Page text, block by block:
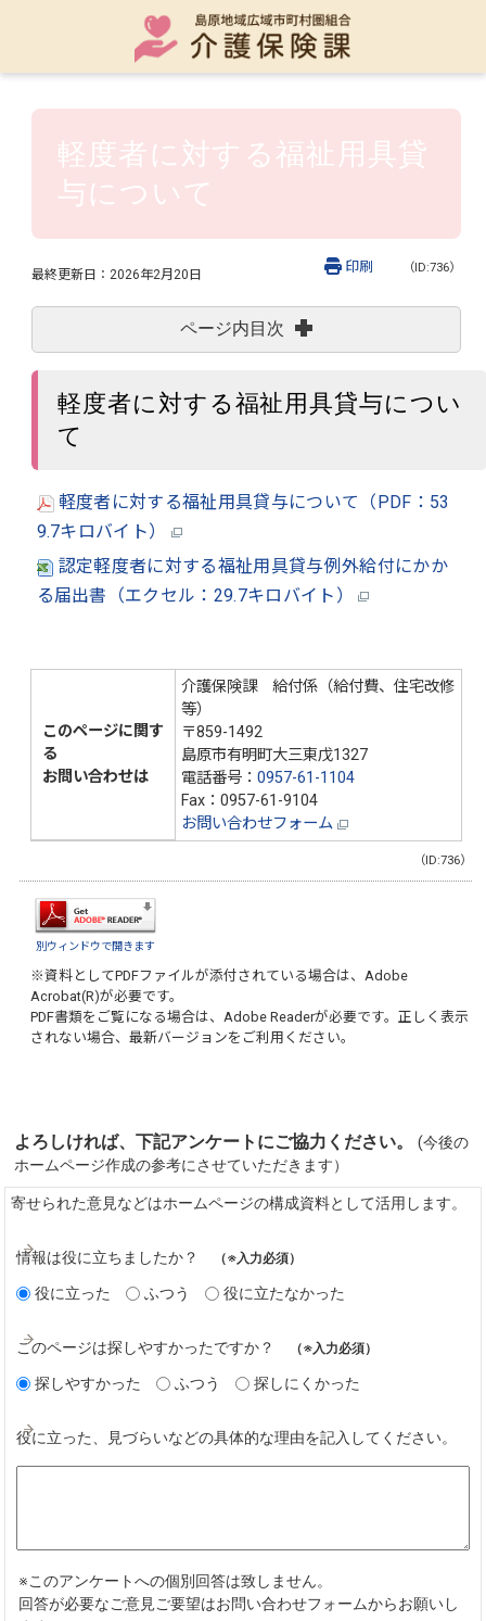
軽度者に対する福祉用具貸
与について
最終更新日： 2026年2月20日 （ID:736）
印刷
ページ内目次
軽度者に対する福祉用具貸与につい
て
軽度者に対する福祉用具貸与について（PDF：53
9.7キロバイト）
認定軽度者に対する福祉用具貸与例外給付にかか
る届出書（エクセル：29.7キロバイト）
このページに関す
る
お問い合わせは
介護保険課 給付係（給付費、住宅改修
等）
〒859-1492
島原市有明町大三東戊1327
電話番号： 0957-61-1104
Fax：0957-61-9104
お問い合わせフォーム
（ID:736）
別ウィンドウで開きます
※資料としてPDFファイルが添付されている場合は、Adobe
Acrobat(R)が必要です。
PDF書類をご覧になる場合は、Adobe Readerが必要です。正しく表示
されない場合、最新バージョンをご利用ください。